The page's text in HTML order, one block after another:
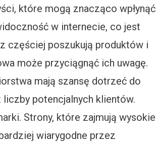
które mogą znacząco wpłynąć
w internecie, co jest
częściej poszukują produktów i
może przyciągnąć ich uwagę.
mają szansę dotrzeć do
potencjalnych klientów.
Strony, które zajmują wysokie
wiarygodne przez